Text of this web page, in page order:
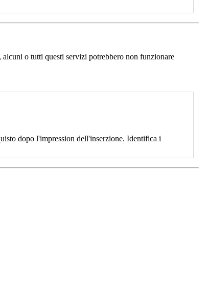
o tutti questi servizi potrebbero non funzionare
dopo l'impression dell'inserzione. Identifica i